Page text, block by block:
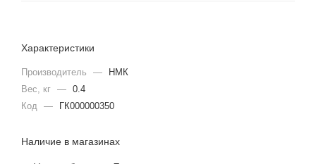
Характеристики
Производитель —
НМК
Вес, кг — 0.4
Код — ГК000000350
Наличие в магазинах